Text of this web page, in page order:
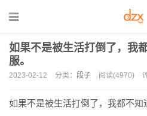
如果不是被生活打倒了，我
服。
2023-02-12 分类： 段子 阅读(4970)
如果不是被生活打倒了，我都不知